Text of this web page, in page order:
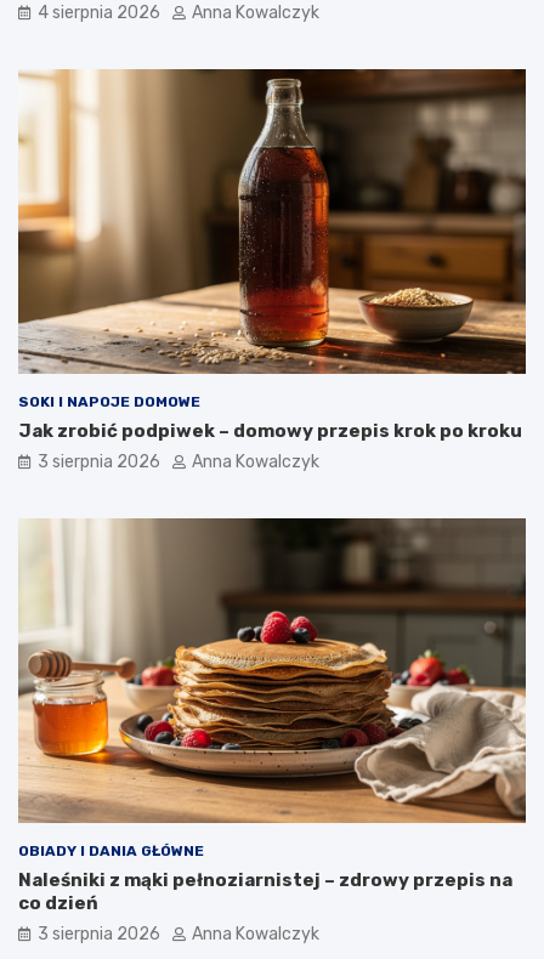
4 sierpnia 2026 Anna Kowalczyk
SOKI I NAPOJE DOMOWE
Jak zrobić podpiwek – domowy przepis krok po kroku
3 sierpnia 2026 Anna Kowalczyk
OBIADY I DANIA GŁÓWNE
Naleśniki z mąki pełnoziarnistej – zdrowy przepis na
co dzień
3 sierpnia 2026 Anna Kowalczyk